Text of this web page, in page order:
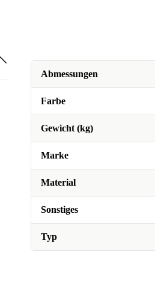
Abmessungen
Farbe
Gewicht (kg)
Marke
Material
Sonstiges
Typ